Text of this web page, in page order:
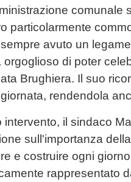
comunale
particolarmente
avuto un
orgoglioso di poter
Brughiera. Il suo
rendendola
intervento, il sindaco
sull'importanza
e costruire ogni
rappresentato